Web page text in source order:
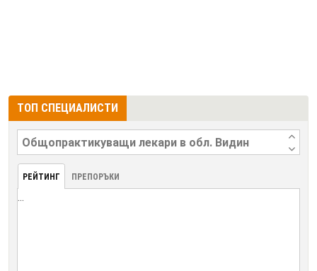
ТОП СПЕЦИАЛИСТИ
РЕЙТИНГ ПРЕПОРЪКИ
...